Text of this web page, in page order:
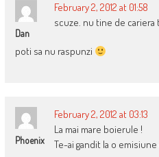
Dan
February 2, 2012 at 01:58
scuze. nu tine de cariera
poti sa nu raspunzi
Phoenix
February 2, 2012 at 03:13
La mai mare boierule !
Te-ai gandit la o emisiune